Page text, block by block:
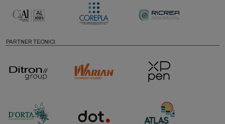
PARTNER TECNICI